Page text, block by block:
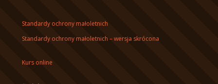
Standardy ochrony małoletnich
Standardy ochrony małoletnich – wersja skrócona
Kurs online